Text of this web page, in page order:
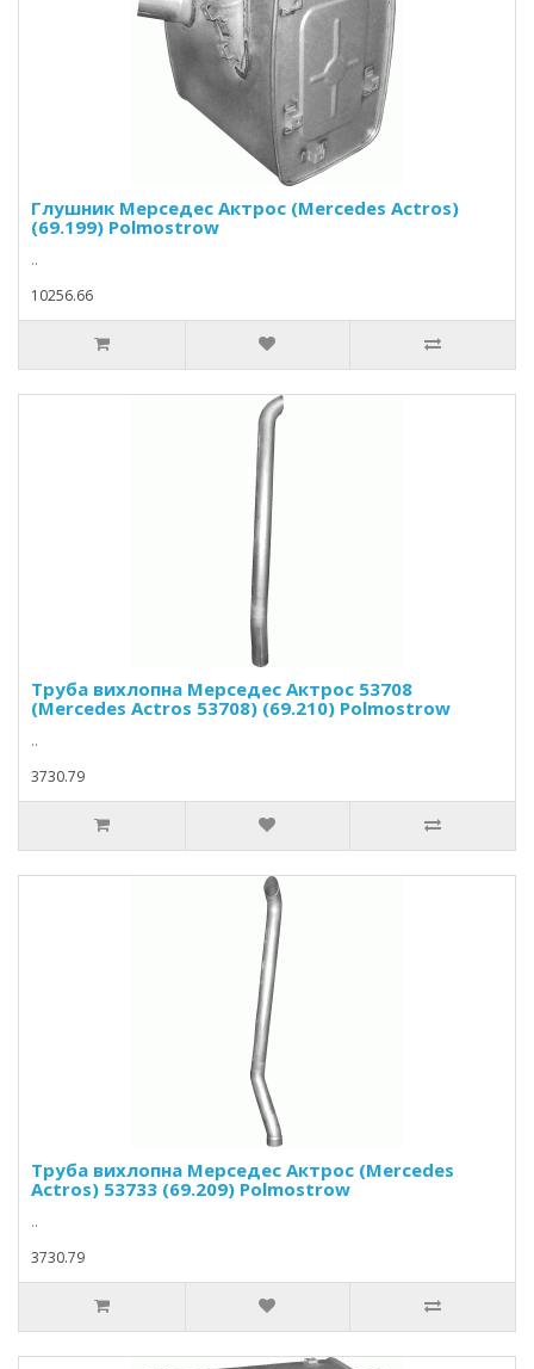
Глушник Мерседес Актрос (Mercedes Actros)
(69.199) Polmostrow
..
10256.66
Труба вихлопна Мерседес Актрос 53708
(Mercedes Actros 53708) (69.210) Polmostrow
..
3730.79
Труба вихлопна Мерседес Актрос (Mercedes
Actros) 53733 (69.209) Polmostrow
..
3730.79